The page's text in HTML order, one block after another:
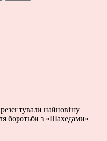
найновішу
боротьби з «Шахедами»